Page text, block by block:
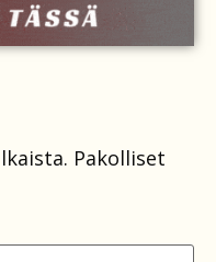
Pakolliset